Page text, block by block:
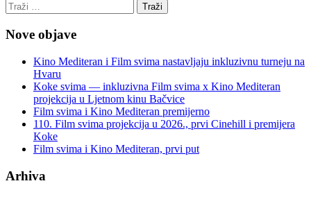
Nove objave
Kino Mediteran i Film svima nastavljaju inkluzivnu turneju na
Hvaru
Koke svima — inkluzivna Film svima x Kino Mediteran
projekcija u Ljetnom kinu Bačvice
Film svima i Kino Mediteran premijerno
110. Film svima projekcija u 2026., prvi Cinehill i premijera
Koke
Film svima i Kino Mediteran, prvi put
Arhiva